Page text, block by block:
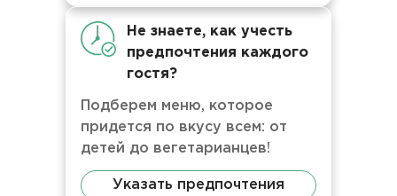
Не знаете, как учесть
предпочтения каждого
гостя?
Подберем меню, которое
придется по вкусу всем: от
детей до вегетарианцев!
Указать предпочтения